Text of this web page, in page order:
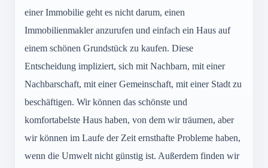
einer Immobilie geht es nicht darum, einen
Immobilienmakler anzurufen und einfach ein Haus auf
einem schönen Grundstück zu kaufen. Diese
Entscheidung impliziert, sich mit Nachbarn, mit einer
Nachbarschaft, mit einer Gemeinschaft, mit einer Stadt zu
beschäftigen. Wir können das schönste und
komfortabelste Haus haben, von dem wir träumen, aber
wir können im Laufe der Zeit ernsthafte Probleme haben,
wenn die Umwelt nicht günstig ist. Außerdem finden wir